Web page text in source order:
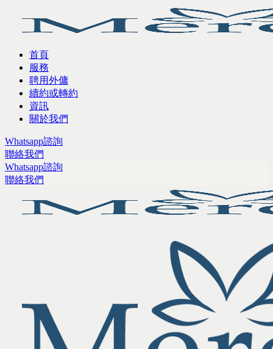
首頁
服務
聘用外傭
續約或轉約
資訊
關於我們
Whatsapp諮詢
聯絡我們
Whatsapp諮詢
聯絡我們